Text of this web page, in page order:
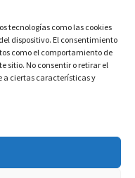
tecnologías como las cookies
dispositivo. El consentimiento
como el comportamiento de
sitio. No consentir o retirar el
ciertas características y